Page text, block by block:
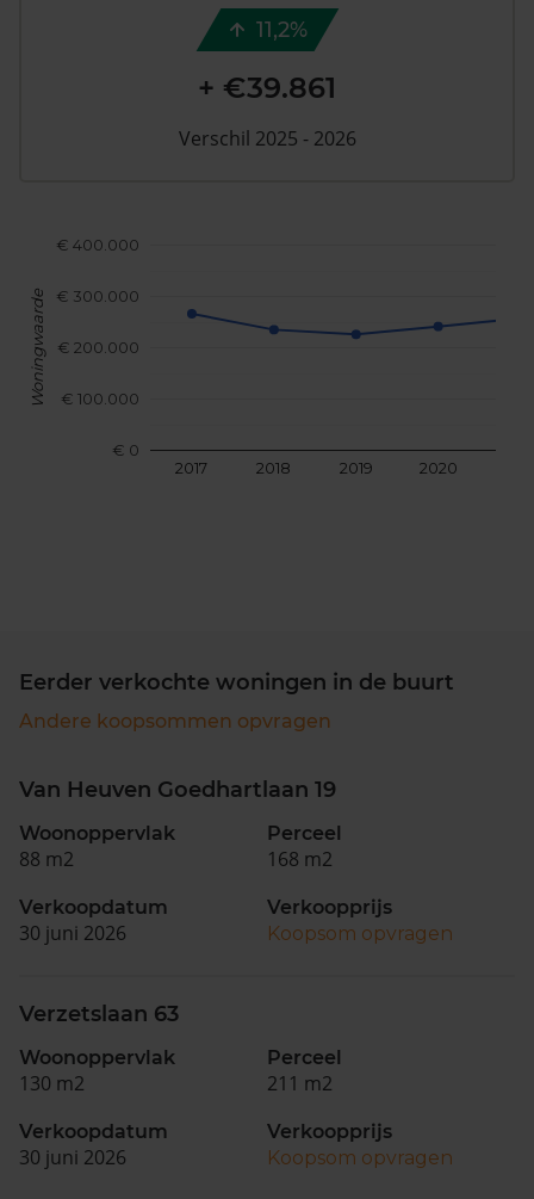
2017 2018 2019 2020
€ 0
€ 100.000
€ 200.000
€ 300.000
€ 400.000
Woningwaarde
11,2%
+ €39.861
Verschil 2025 - 2026
Eerder verkochte woningen in de buurt
Andere koopsommen opvragen
Van Heuven Goedhartlaan 19
Woonoppervlak
88 m2
Perceel
168 m2
Verkoopdatum
30 juni 2026
Verkoopprijs
Koopsom opvragen
Verzetslaan 63
Woonoppervlak
130 m2
Perceel
211 m2
Verkoopdatum
30 juni 2026
Verkoopprijs
Koopsom opvragen